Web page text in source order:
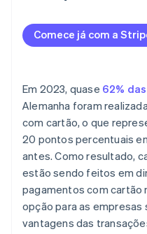
Comece já com a
Em 2023, quase 62%
Alemanha foram
com cartão, o que
20 pontos percentuais
antes. Como resultado,
estão sendo feitos em
pagamentos com cartão
opção para as empresas
vantagens das